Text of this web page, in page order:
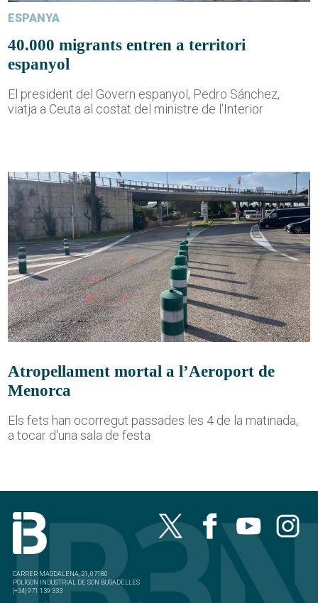
ESPANYA
40.000 migrants entren a territori
espanyol
El president del Govern espanyol, Pedro Sánchez,
viatja a Ceuta al costat del ministre de l'Interior
Atropellament mortal a l’Aeroport de
Menorca
Els fets han ocorregut passades les 4 de la matinada,
a tocar d'una sala de festa
CARRER MAGDALENA, 21, 07180
POLÍGON INDUSTRIAL DE SON BUGADELLES
(+34) 971 139 333